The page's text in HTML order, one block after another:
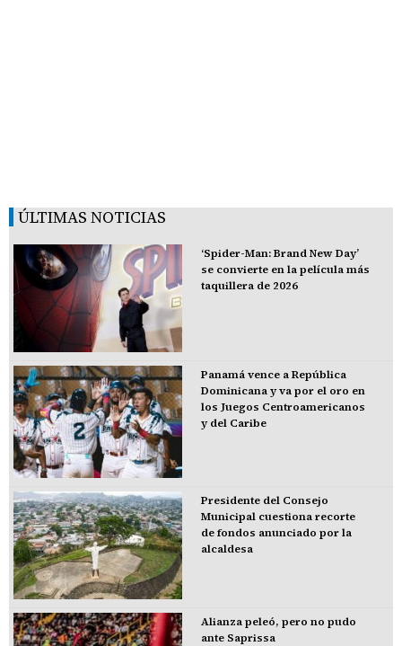
ÚLTIMAS NOTICIAS
‘Spider-Man: Brand New Day’
se convierte en la película más
taquillera de 2026
Panamá vence a República
Dominicana y va por el oro en
los Juegos Centroamericanos
y del Caribe
Presidente del Consejo
Municipal cuestiona recorte
de fondos anunciado por la
alcaldesa
Alianza peleó, pero no pudo
ante Saprissa